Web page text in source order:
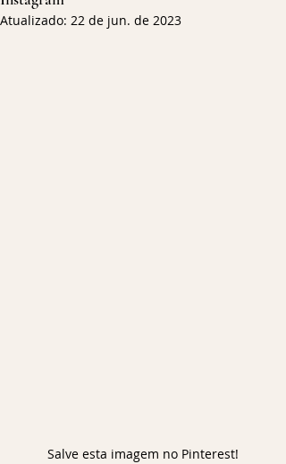
Atualizado: 22 de jun. de 2023
Salve esta imagem no Pinterest!